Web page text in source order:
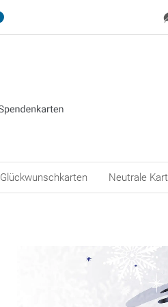
Glückwunschkarten Neutrale